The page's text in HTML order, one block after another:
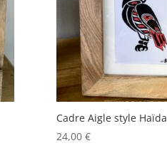
Cadre Aigle style Haïda
24,00€